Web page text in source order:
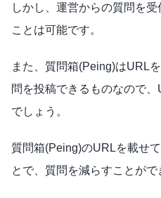
しかし、運営からの質問を
ことは可能です。
また、質問箱(Peing)はURL
問を投稿できるものなので
でしょう。
質問箱(Peing)のURLを載せ
とで、質問を減らすことがで